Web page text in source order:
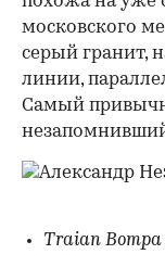
московского
серый гранит,
линии,
Самый
Traian Bompa